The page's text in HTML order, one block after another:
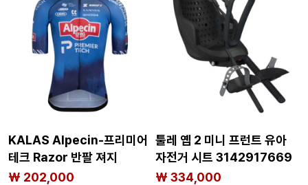
KALAS Alpecin-프리미어
테크 Razor 반팔 져지
3142851574
₩ 202,000
툴레 옙 2 미니 프런트 유아
자전거 시트 3142917669
₩ 334,000